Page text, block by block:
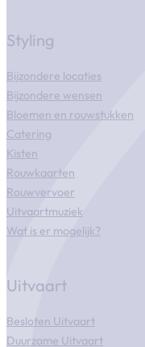
Styling
Bijzondere locaties
Bijzondere wensen
Bloemen en rouwstukken
Catering
Kisten
Rouwkaarten
Rouwvervoer
Uitvaartmuziek
Wat is er mogelijk?
Uitvaart
Besloten Uitvaart
Duurzame Uitvaart